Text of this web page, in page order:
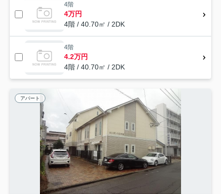
4階
4万円
4階 / 40.70㎡ / 2DK
4階
4.2万円
4階 / 40.70㎡ / 2DK
アパート